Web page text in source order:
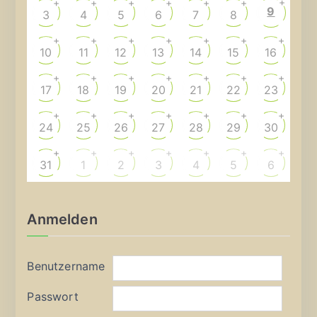
3
+
4
+
5
+
6
+
7
+
8
+
9
10
+
11
+
12
+
13
+
14
+
15
+
16
+
17
+
18
+
19
+
20
+
21
+
22
+
23
+
24
+
25
+
26
+
27
+
28
+
29
+
30
+
31
+
1
+
2
+
3
+
4
+
5
+
6
+
Anmelden
Benutzername
Passwort